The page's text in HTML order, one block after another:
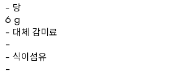
- 당
6 g
- 대체 감미료
-
- 식이섬유
-